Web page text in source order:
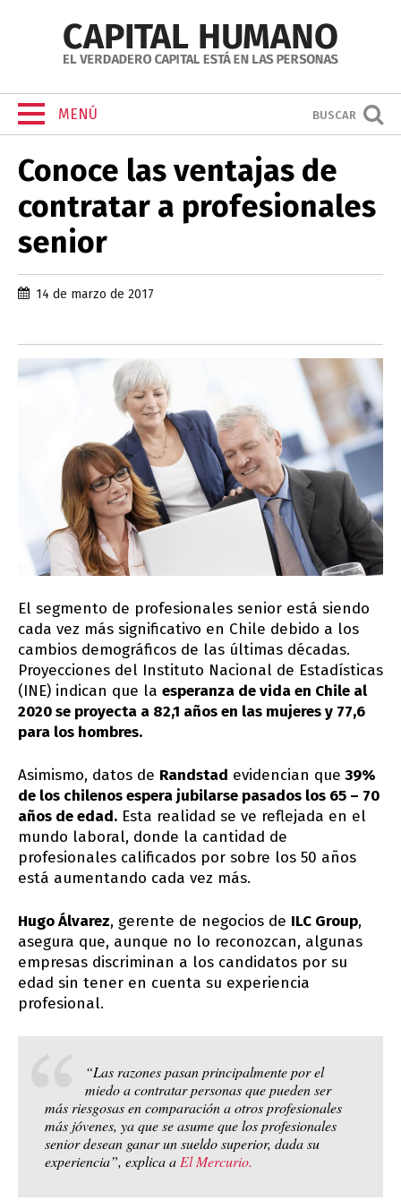
MENÚ BUSCAR
Conoce las ventajas de
contratar a profesionales
senior
14 de marzo de 2017
El segmento de profesionales senior está siendo
cada vez más significativo en Chile debido a los
cambios demográficos de las últimas décadas.
Proyecciones del Instituto Nacional de Estadísticas
(INE) indican que la esperanza de vida en Chile al
2020 se proyecta a 82,1 años en las mujeres y 77,6
para los hombres.
Asimismo, datos de Randstad evidencian que 39%
de los chilenos espera jubilarse pasados los 65 – 70
años de edad. Esta realidad se ve reflejada en el
mundo laboral, donde la cantidad de
profesionales calificados por sobre los 50 años
está aumentando cada vez más.
Hugo Álvarez, gerente de negocios de ILC Group,
asegura que, aunque no lo reconozcan, algunas
empresas discriminan a los candidatos por su
edad sin tener en cuenta su experiencia
profesional.
“Las razones pasan principalmente por el
miedo a contratar personas que pueden ser
más riesgosas en comparación a otros profesionales
más jóvenes, ya que se asume que los profesionales
senior desean ganar un sueldo superior, dada su
experiencia”, explica a El Mercurio.